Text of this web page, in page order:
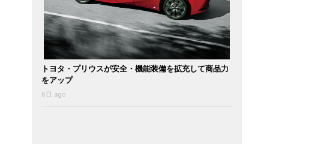
トヨタ・プリウスが安全・機能装備を拡充して商品力
をアップ
6日 ago